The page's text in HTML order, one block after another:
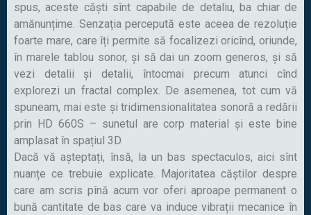
spus, aceste căști sînt capabile de detaliu, ba chiar de
amănunțime. Senzația percepută este aceea de rezoluție
foarte mare, care îți permite să focalizezi oricînd, oriunde,
în marele tablou sonor, și să dai un zoom generos, și să
vezi detalii și detalii, întocmai precum atunci cînd
explorezi un fractal complex. De asemenea, tot cum vă
spuneam, mai este și tridimensionalitatea sonoră a redării
prin HD 660S – sunetul are corp material și este bine
amplasat în spațiul 3D.
Dacă vă așteptați, însă, la un bas spectaculos, aici sînt
nuanțe ce trebuie explicate. Majoritatea căștilor despre
care am scris pînă acum vor oferi aproape permanent o
bună cantitate de bas care va induce vibrații mecanice în